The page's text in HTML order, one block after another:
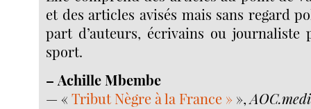
et des articles avisés mais sans regard
part d’auteurs, écrivains ou journaliste
sport.
– Achille Mbembe
— «Tribut Nègre à la France » »,